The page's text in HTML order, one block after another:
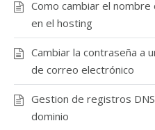
Como cambiar el nombre
en el hosting
Cambiar la contraseña a
de correo electrónico
Gestion de registros
dominio